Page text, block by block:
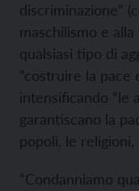
discriminazione”
maschilismo e
qualsiasi tipo di
“costruire la pace
intensificando “le
garantiscano la
popoli, le
“Condanniamo